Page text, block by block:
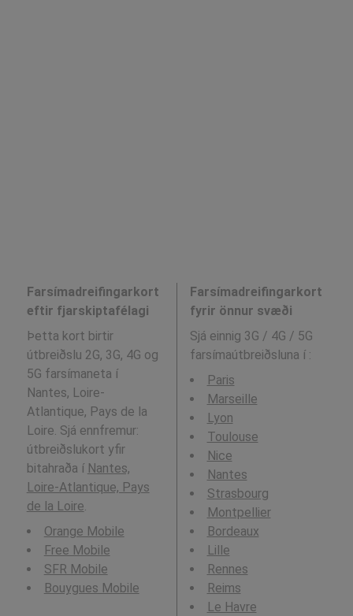
Farsímadreifingarkort
eftir fjarskiptafélagi
Þetta kort birtir
útbreiðslu 2G, 3G, 4G og
5G farsímaneta í
Nantes, Loire-
Atlantique, Pays de la
Loire. Sjá ennfremur:
útbreiðslukort yfir
bitahraða í Nantes,
Loire-Atlantique, Pays
de la Loire.
Orange Mobile
Free Mobile
SFR Mobile
Bouygues Mobile
Farsímadreifingarkort
fyrir önnur svæði
Sjá einnig 3G / 4G / 5G
farsímaútbreiðsluna í :
Paris
Marseille
Lyon
Toulouse
Nice
Nantes
Strasbourg
Montpellier
Bordeaux
Lille
Rennes
Reims
Le Havre